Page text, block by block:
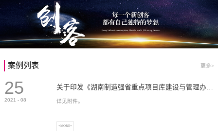
案例列表 更多>
25
2021 - 08 详见附件。
+MORE+